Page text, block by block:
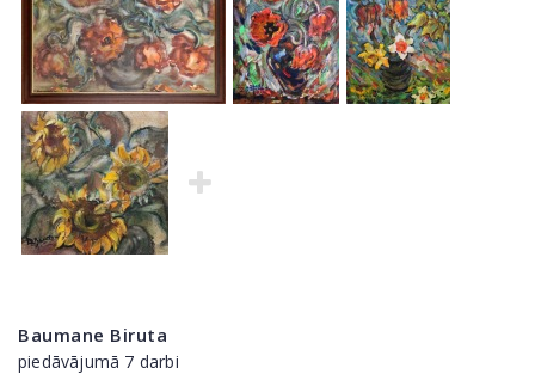
Baumane Biruta
piedāvājumā 7 darbi